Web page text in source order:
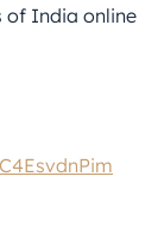
of India online